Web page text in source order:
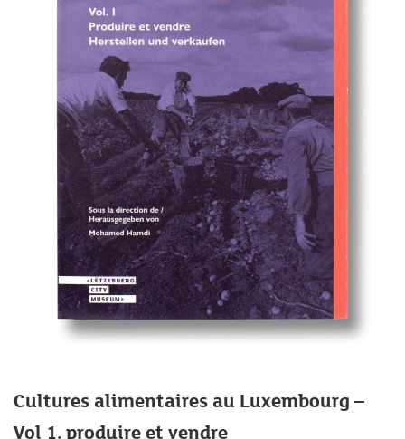
Cultures alimentaires au Luxembourg –
Vol 1. produire et vendre